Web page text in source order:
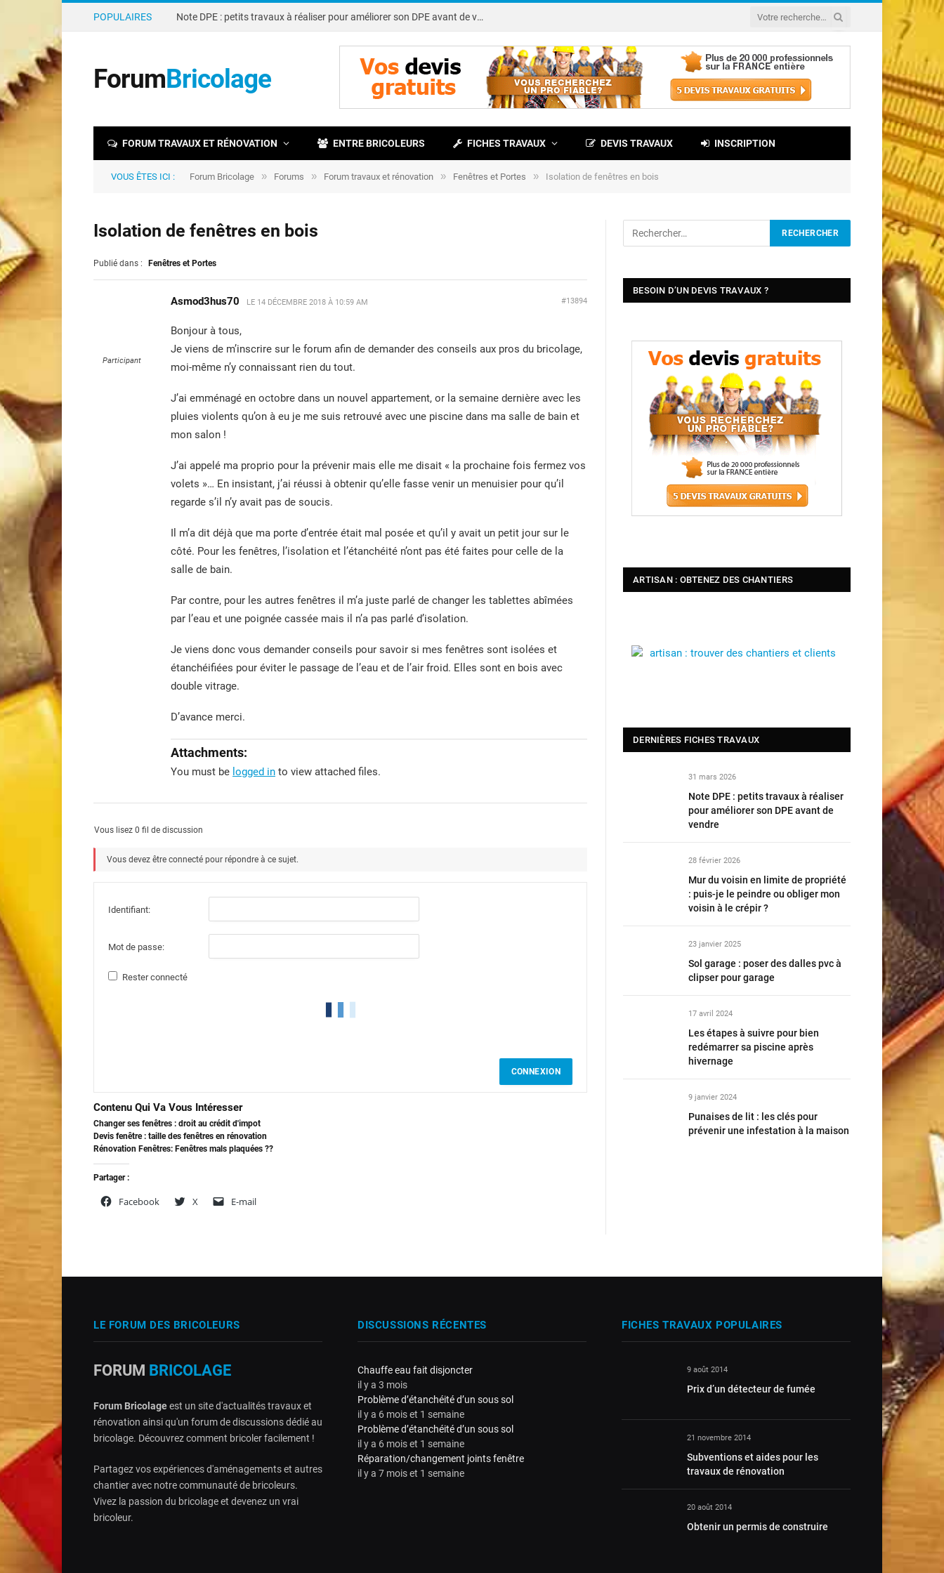
POPULAIRES Note DPE : petits travaux à réaliser pour améliorer son DPE avant de vendre
ForumBricolage
FORUM TRAVAUX ET RÉNOVATION ENTRE BRICOLEURS FICHES TRAVAUX DEVIS TRAVAUX INSCRIPTION
VOUS ÊTES ICI : Forum Bricolage » Forums » Forum travaux et rénovation » Fenêtres et Portes » Isolation de fenêtres en bois
Isolation de fenêtres en bois
Publié dans : Fenêtres et Portes
Participant
Asmod3hus70 LE 14 DÉCEMBRE 2018 À 10:59 AM #13894
Bonjour à tous,
Je viens de m’inscrire sur le forum afin de demander des conseils aux pros du bricolage,
moi-même n’y connaissant rien du tout.
J’ai emménagé en octobre dans un nouvel appartement, or la semaine dernière avec les
pluies violents qu’on à eu je me suis retrouvé avec une piscine dans ma salle de bain et
mon salon !
J’ai appelé ma proprio pour la prévenir mais elle me disait « la prochaine fois fermez vos
volets »… En insistant, j’ai réussi à obtenir qu’elle fasse venir un menuisier pour qu’il
regarde s’il n’y avait pas de soucis.
Il m’a dit déjà que ma porte d’entrée était mal posée et qu’il y avait un petit jour sur le
côté. Pour les fenêtres, l’isolation et l’étanchéité n’ont pas été faites pour celle de la
salle de bain.
Par contre, pour les autres fenêtres il m’a juste parlé de changer les tablettes abîmées
par l’eau et une poignée cassée mais il n’a pas parlé d’isolation.
Je viens donc vous demander conseils pour savoir si mes fenêtres sont isolées et
étanchéifiées pour éviter le passage de l’eau et de l’air froid. Elles sont en bois avec
double vitrage.
D’avance merci.
Attachments:
You must be logged in to view attached files.
Vous lisez 0 fil de discussion
Vous devez être connecté pour répondre à ce sujet.
Identifiant:
Mot de passe:
Rester connecté
CONNEXION
Contenu Qui Va Vous Intéresser
Changer ses fenêtres : droit au crédit d'impot
Devis fenêtre : taille des fenêtres en rénovation
Rénovation Fenêtres: Fenêtres mals plaquées ??
Partager :
Facebook X E-mail
BESOIN D’UN DEVIS TRAVAUX ?
ARTISAN : OBTENEZ DES CHANTIERS
DERNIÈRES FICHES TRAVAUX
31 mars 2026
Note DPE : petits travaux à réaliser
pour améliorer son DPE avant de
vendre
28 février 2026
Mur du voisin en limite de propriété
: puis-je le peindre ou obliger mon
voisin à le crépir ?
23 janvier 2025
Sol garage : poser des dalles pvc à
clipser pour garage
17 avril 2024
Les étapes à suivre pour bien
redémarrer sa piscine après
hivernage
9 janvier 2024
Punaises de lit : les clés pour
prévenir une infestation à la maison
LE FORUM DES BRICOLEURS
FORUM BRICOLAGE
Forum Bricolageest un site d'actualités travaux et
rénovation ainsi qu'un forum de discussions dédié au
bricolage. Découvrez comment bricoler facilement !
Partagez vos expériences d'aménagements et autres
chantier avec notre communauté de bricoleurs.
Vivez la passion du bricolage et devenez un vrai
bricoleur.
DISCUSSIONS RÉCENTES
Chauffe eau fait disjoncter
il y a 3 mois
Problème d’étanchéité d’un sous sol
il y a 6 mois et 1 semaine
Problème d’étanchéité d’un sous sol
il y a 6 mois et 1 semaine
Réparation/changement joints fenêtre
il y a 7 mois et 1 semaine
FICHES TRAVAUX POPULAIRES
9 août 2014
Prix d’un détecteur de fumée
21 novembre 2014
Subventions et aides pour les
travaux de rénovation
20 août 2014
Obtenir un permis de construire